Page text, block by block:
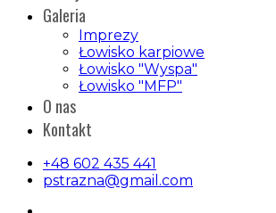
Galeria
Imprezy
Łowisko karpiowe
Łowisko "Wyspa"
Łowisko "MFP"
O nas
Kontakt
+48 602 435 441
pstrazna@gmail.com